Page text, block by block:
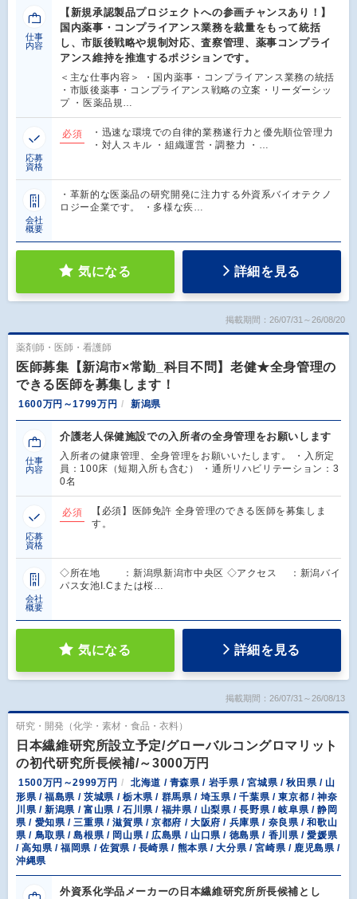
仕事
内容
【新規承認製品プロジェクトへの参画チャンスあり！】
国内薬事・コンプライアンス業務を裁量をもって統括
し、市販後戦略や規制対応、査察管理、薬事コンプライ
アンス維持を推進するポジションです。
＜主な仕事内容＞ ・国内薬事・コンプライアンス業務の統括
・市販後薬事・コンプライアンス戦略の立案・リーダーシッ
プ ・医薬品規…
応募
資格
必須
・迅速な環境での自律的業務遂行力と優先順位管理力
・対人スキル ・組織運営・調整力 ・…
会社
概要
・革新的な医薬品の研究開発に注力する外資系バイオテクノ
ロジー企業です。 ・多様な疾…
気になる 詳細を見る
掲載期間：26/07/31～26/08/20
薬剤師・医師・看護師
医師募集【新潟市×常勤_科目不問】老健★全身管理の
できる医師を募集します！
1600万円～1799万円 新潟県
仕事
内容
介護老人保健施設での入所者の全身管理をお願いします
入所者の健康管理、全身管理をお願いいたします。 ・入所定
員：100床（短期入所も含む） ・通所リハビリテーション：3
0名
応募
資格
必須
【必須】医師免許 全身管理のできる医師を募集しま
す。
会社
概要
◇所在地 ：新潟県新潟市中央区 ◇アクセス ：新潟バイ
パス女池I.Cまたは桜…
気になる 詳細を見る
掲載期間：26/07/31～26/08/13
研究・開発（化学・素材・食品・衣料）
日本繊維研究所設立予定/グローバルコングロマリット
の初代研究所長候補/～3000万円
1500万円～2999万円
北海道 / 青森県 / 岩手県 / 宮城県 / 秋田県 / 山
形県 / 福島県 / 茨城県 / 栃木県 / 群馬県 / 埼玉県 / 千葉県 / 東京都 / 神奈
川県 / 新潟県 / 富山県 / 石川県 / 福井県 / 山梨県 / 長野県 / 岐阜県 / 静岡
県 / 愛知県 / 三重県 / 滋賀県 / 京都府 / 大阪府 / 兵庫県 / 奈良県 / 和歌山
県 / 鳥取県 / 島根県 / 岡山県 / 広島県 / 山口県 / 徳島県 / 香川県 / 愛媛県
/ 高知県 / 福岡県 / 佐賀県 / 長崎県 / 熊本県 / 大分県 / 宮崎県 / 鹿児島県 /
沖縄県
外資系化学品メーカーの日本繊維研究所所長候補とし